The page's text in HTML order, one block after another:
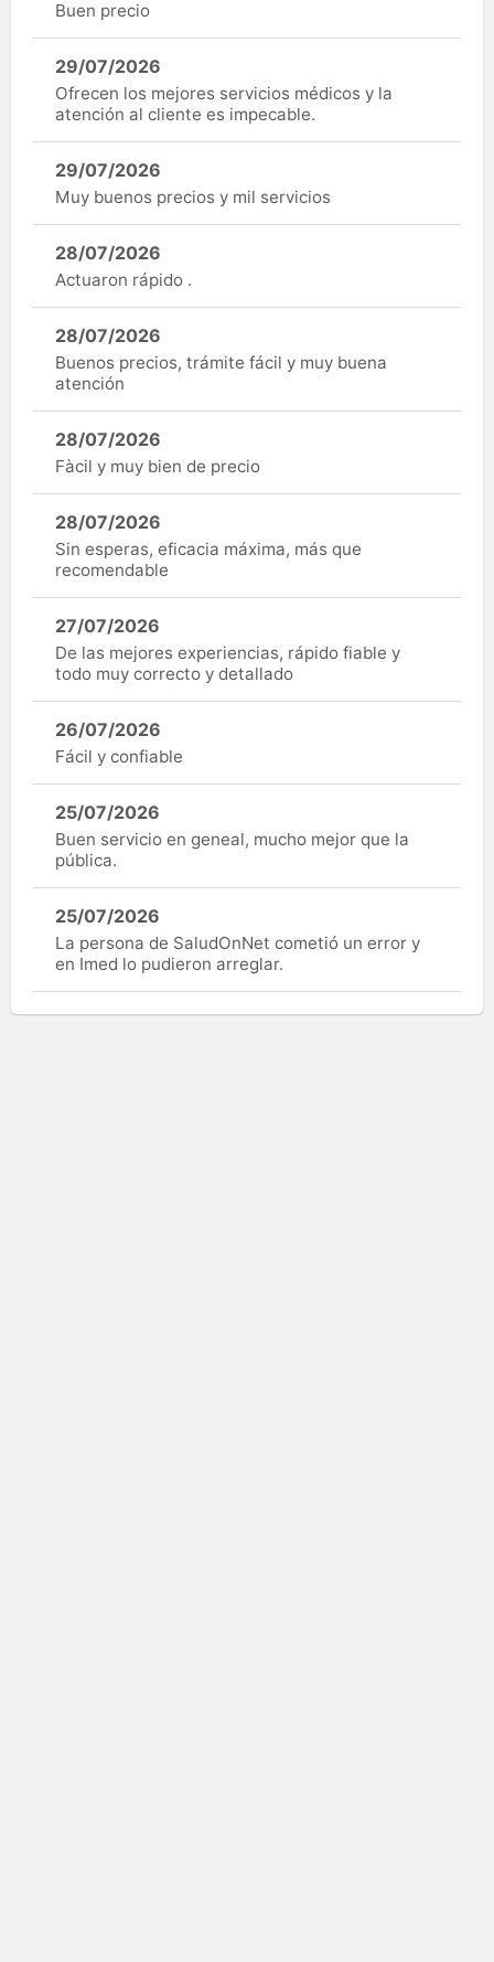
Buen precio
29/07/2026
Ofrecen los mejores servicios médicos y la
atención al cliente es impecable.
29/07/2026
Muy buenos precios y mil servicios
28/07/2026
Actuaron rápido .
28/07/2026
Buenos precios, trámite fácil y muy buena
atención
28/07/2026
Fàcil y muy bien de precio
28/07/2026
Sin esperas, eficacia máxima, más que
recomendable
27/07/2026
De las mejores experiencias, rápido fiable y
todo muy correcto y detallado
26/07/2026
Fácil y confiable
25/07/2026
Buen servicio en geneal, mucho mejor que la
pública.
25/07/2026
La persona de SaludOnNet cometió un error y
en Imed lo pudieron arreglar.